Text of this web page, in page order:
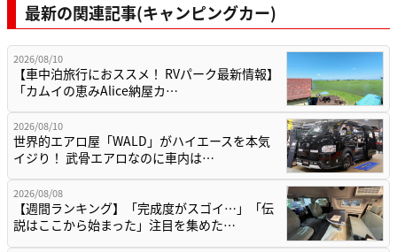
最新の関連記事(キャンピングカー)
2026/08/10
【車中泊旅行におススメ！ RVパーク最新情報】
「カムイの恵みAlice納屋カ…
2026/08/10
世界的エアロ屋「WALD」がハイエースを本気
イジり！ 武骨エアロなのに車内は…
2026/08/08
【週間ランキング】「完成度がスゴイ…」「伝
説はここから始まった」注目を集めた…